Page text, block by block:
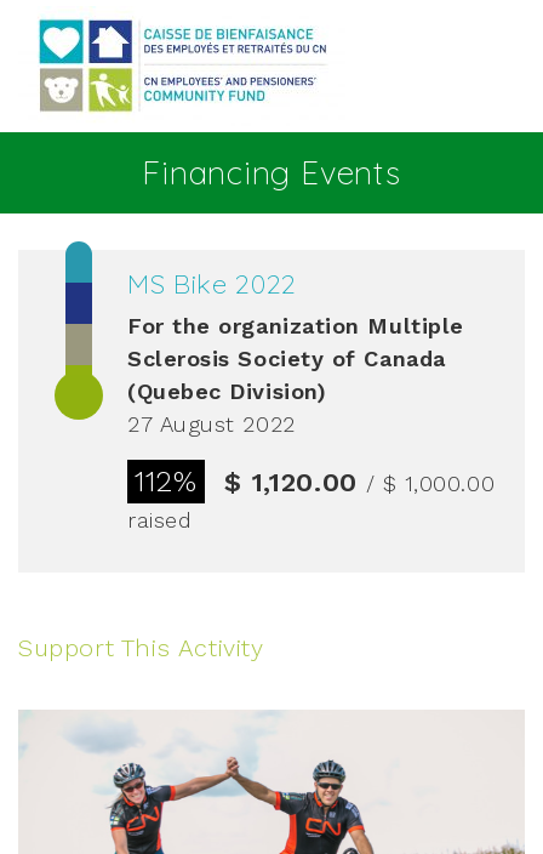
Financing Events
MS Bike 2022
For the organization Multiple
Sclerosis Society of Canada
(Quebec Division)
27 August 2022
112% $ 1,120.00 / $ 1,000.00
raised
Support This Activity